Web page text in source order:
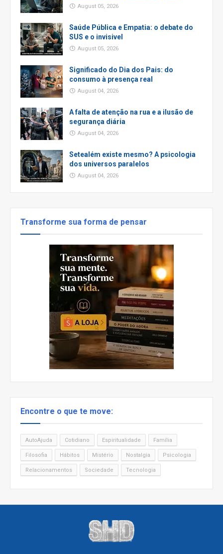
August 05, 2026
Saúde Pública e Empatia: o debate do
SUS e o invisivel
August 05, 2026
Significado do Dia dos Pais: do
consumo à presença real
August 04, 2026
A falta de atenção na rua e a ilusão de
segurança diária
August 04, 2026
Setealém existe mesmo? A psicologia
dos universos paralelos
August 04, 2026
Transforme sua forma de pensar
Encontre o que te move:
AutoAjuda Cotidiano Espiritualidade Família
Filosofia Hábitos Mistério Nostalgia Psicologia
Relacionamentos Sociedade Tecnologia